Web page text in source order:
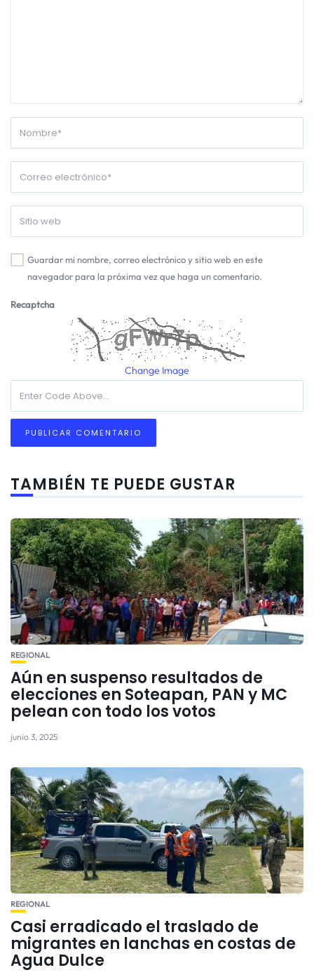
Guardar mi nombre, correo electrónico y sitio web en este
navegador para la próxima vez que haga un comentario.
Recaptcha
Change Image
TAMBIÉN TE PUEDE GUSTAR
REGIONAL
Aún en suspenso resultados de
elecciones en Soteapan, PAN y MC
pelean con todo los votos
junio 3, 2025
REGIONAL
Casi erradicado el traslado de
migrantes en lanchas en costas de
Agua Dulce